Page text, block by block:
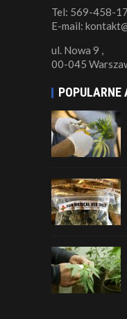
Tel: 569-458-
E-mail:
ul. Nowa 9 ,
00-045
POPULARNE